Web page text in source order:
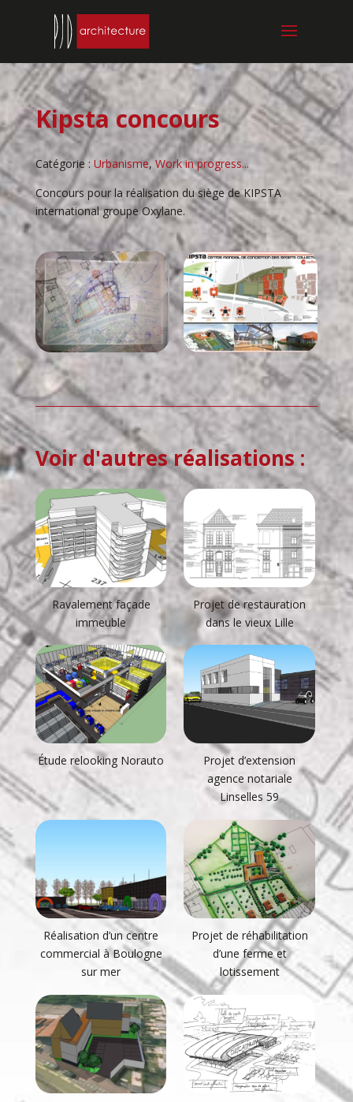
Kipsta concours
Catégorie : Urbanisme,Work in progress...
Concours pour la réalisation du siège de KIPSTA
international groupe Oxylane.
Voir d'autres réalisations :
Ravalement façade
immeuble
Projet de restauration
dans le vieux Lille
Étude relooking Norauto
Projet d’extension
agence notariale
Linselles 59
Réalisation d’un centre
commercial à Boulogne
sur mer
Projet de réhabilitation
d’une ferme et
lotissement